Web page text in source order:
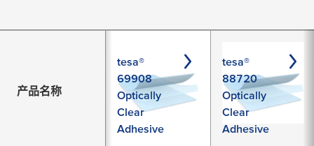
产品名称
tesa®
69908
Optically
Clear
Adhesive
tesa®
88720
Optically
Clear
Adhesive